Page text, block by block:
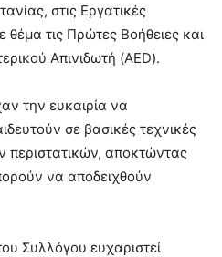
στις Εργατικές
θέμα τις Πρώτες Βοήθειες και
Απινιδωτή (AED).
την ευκαιρία να
σε βασικές τεχνικές
περιστατικών, αποκτώντας
να αποδειχθούν
Συλλόγου ευχαριστεί